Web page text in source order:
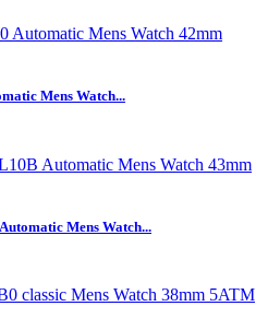
Mens Watch...
Mens Watch...